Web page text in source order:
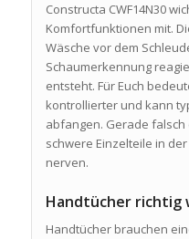
Constructa CWF14N30
Komfortfunktionen mit.
Wäsche vor dem
Schaumerkennung
entsteht. Für Euch
kontrollierter und kann
abfangen. Gerade
schwere Einzelteile in
nerven.
Handtücher richtig
Handtücher brauchen